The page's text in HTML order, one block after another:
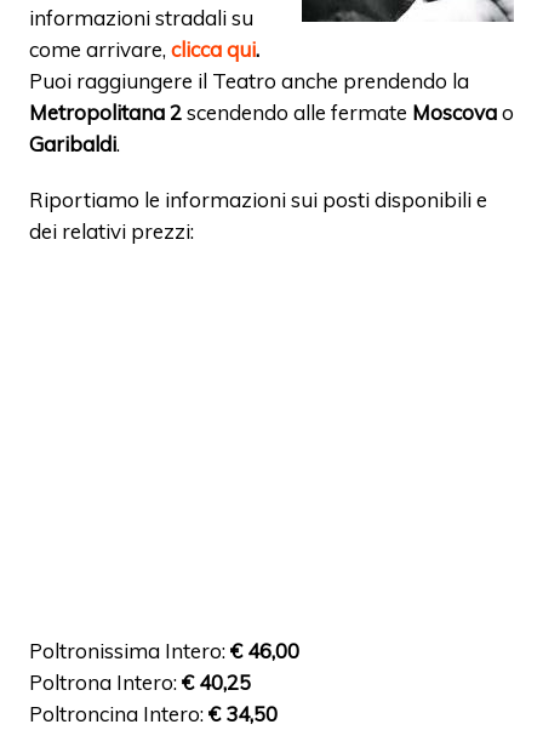
informazioni stradali su
come arrivare, clicca qui.
Puoi raggiungere il Teatro anche prendendo la
Metropolitana 2scendendo alle fermate Moscovao
Garibaldi.
Riportiamo le informazioni sui posti disponibili e
dei relativi prezzi:
Poltronissima Intero:€ 46,00
Poltrona Intero:€ 40,25
Poltroncina Intero:€ 34,50